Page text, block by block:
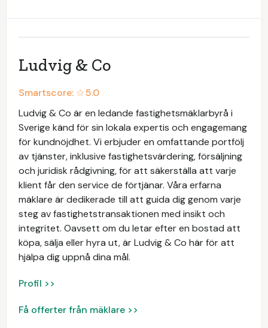
Ludvig & Co
Smartscore: ☆5.0
Ludvig & Co är en ledande fastighetsmäklarbyrå i
Sverige känd för sin lokala expertis och engagemang
för kundnöjdhet. Vi erbjuder en omfattande portfölj
av tjänster, inklusive fastighetsvärdering, försäljning
och juridisk rådgivning, för att säkerställa att varje
klient får den service de förtjänar. Våra erfarna
mäklare är dedikerade till att guida dig genom varje
steg av fastighetstransaktionen med insikt och
integritet. Oavsett om du letar efter en bostad att
köpa, sälja eller hyra ut, är Ludvig & Co här för att
hjälpa dig uppnå dina mål.
Profil >>
Få offerter från mäklare >>